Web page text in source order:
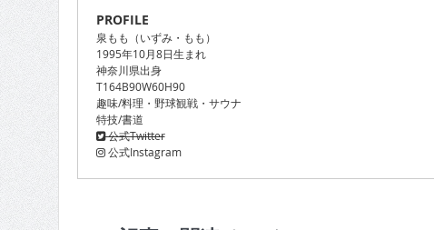
PROFILE
泉もも（いずみ・もも）
1995年10月8日生まれ
神奈川県出身
T164B90W60H90
趣味/料理・野球観戦・サウナ
特技/書道
公式Twitter
公式Instagram